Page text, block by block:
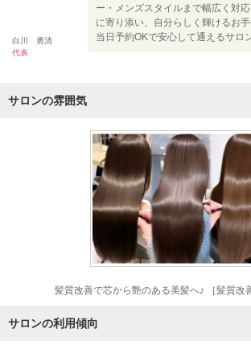
白川 勇清
代表
ー・メンズスタイルまで幅広く対
に寄り添い、自分らしく輝けるお手
当日予約OKで安心して通えるサロ
サロンの雰囲気
髪質改善で芯から艶のある美髪へ♪ ［髪質改
サロンの利用傾向